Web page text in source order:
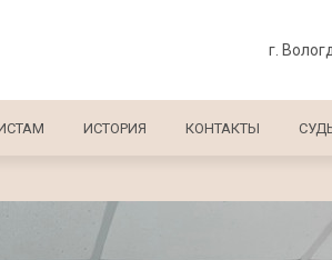
г.
ИСТОРИЯ КОНТАКТЫ